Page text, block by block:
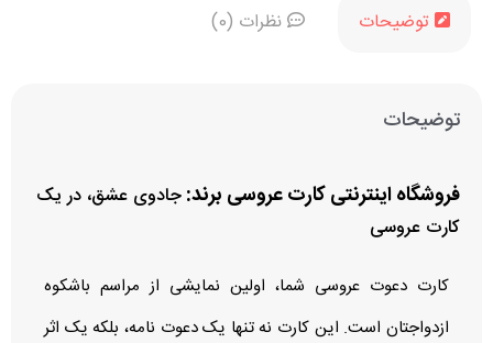
توضیحات نظرات (0)
توضیحات
فروشگاه اینترنتی کارت عروسی برند:جادوی عشق، در یک
کارت عروسی
کارت دعوت عروسی شما، اولین نمایشی از مراسم باشکوه
ازدواجتان است. این کارت نه تنها یک دعوت‌ نامه، بلکه یک اثر